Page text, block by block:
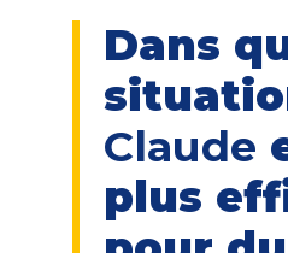
Dans
Claude
plus